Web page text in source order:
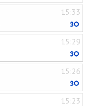
15:33
15:29
15:26
15:23